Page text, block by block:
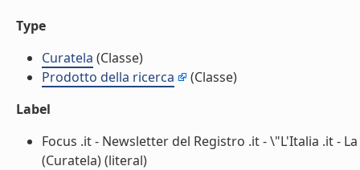
Type
Curatela (Classe)
Prodotto della ricerca
(Classe)
Label
Focus .it - Newsletter del Registro .it - \"L'Italia .it -
(Curatela) (literal)